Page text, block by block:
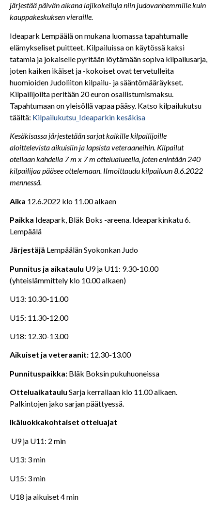
järjestää päivän aikana lajikokeiluja niin judovanhemmille kuin
kauppakeskuksen vieraille.
Ideapark Lempäälä on mukana luomassa tapahtumalle
elämykseliset puitteet. Kilpailuissa on käytössä kaksi
tatamia ja jokaiselle pyritään löytämään sopiva kilpailusarja,
joten kaiken ikäiset ja -kokoiset ovat tervetulleita
huomioiden Judoliiton kilpailu- ja sääntömääräykset.
Kilpailijoilta peritään 20 euron osallistumismaksu.
Tapahtumaan on yleisöllä vapaa pääsy. Katso kilpailukutsu
täältä: Kilpailukutsu_Ideaparkin kesäkisa
Kesäkisassa järjestetään sarjat kaikille kilpailijoille
aloittelevista aikuisiin ja lapsista veteraaneihin. Kilpailut
otellaan kahdella 7 m x 7 m ottelualueella, joten enintään 240
kilpailijaa pääsee ottelemaan. Ilmoittaudu kilpailuun 8.6.2022
mennessä.
Aika 12.6.2022 klo 11.00 alkaen
Paikka Ideapark, Bläk Boks -areena. Ideaparkinkatu 6.
Lempäälä
Järjestäjä Lempäälän Syokonkan Judo
Punnitus ja aikataulu U9 ja U11: 9.30-10.00
(yhteislämmittely klo 10.00 alkaen)
U13: 10.30-11.00
U15: 11.30-12.00
U18: 12.30-13.00
Aikuiset ja veteraanit: 12.30-13.00
Punnituspaikka: Bläk Boksin pukuhuoneissa
Otteluaikataulu Sarja kerrallaan klo 11.00 alkaen.
Palkintojen jako sarjan päättyessä.
Ikäluokkakohtaiset otteluajat
U9 ja U11: 2 min
U13: 3 min
U15: 3 min
U18 ja aikuiset 4 min